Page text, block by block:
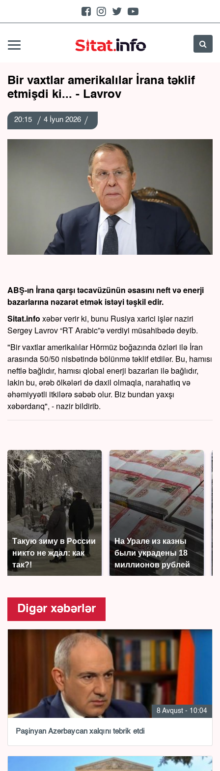
Bir vaxtlar amerikalılar İrana təklif
etmişdi ki... - Lavrov
20:15 4 İyun 2026
ABŞ-ın İrana qarşı təcavüzünün əsasını neft və enerji
bazarlarına nəzarət etmək istəyi təşkil edir.
Sitat.info xəbər verir ki, bunu Rusiya xarici işlər naziri
Sergey Lavrov “RT Arabic”ə verdiyi müsahibədə deyib.
"Bir vaxtlar amerikalılar Hörmüz boğazında özləri ilə İran
arasında 50/50 nisbətində bölünmə təklif etdilər. Bu, hamısı
neftlə bağlıdır, hamısı qlobal enerji bazarları ilə bağlıdır,
lakin bu, ərəb ölkələri də daxil olmaqla, narahatlıq və
əhəmiyyətli itkilərə səbəb olur. Biz bundan yaxşı
xəbərdarıq", - nazir bildirib.
Такую зиму в России
никто не ждал: как
так?!
На Урале из казны
были украдены 18
миллионов рублей
Digər xəbərlər
8 Avqust - 10:04
Paşinyan Azərbaycan xalqını təbrik etdi